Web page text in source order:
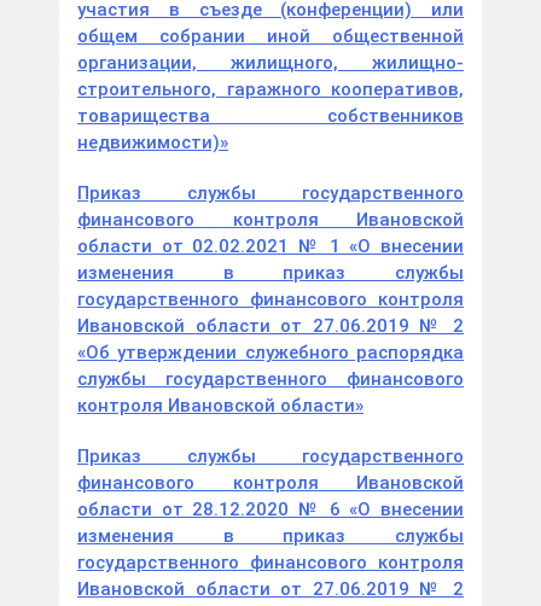
участия в съезде (конференции) или
общем собрании иной общественной
организации, жилищного, жилищно-
строительного, гаражного кооперативов,
товарищества собственников
недвижимости)»
Приказ службы государственного
финансового контроля Ивановской
области от 02.02.2021 № 1 «О внесении
изменения в приказ службы
государственного финансового контроля
Ивановской области от 27.06.2019 № 2
«Об утверждении служебного распорядка
службы государственного финансового
контроля Ивановской области»
Приказ службы государственного
финансового контроля Ивановской
области от 28.12.2020 № 6 «О внесении
изменения в приказ службы
государственного финансового контроля
Ивановской области от 27.06.2019 № 2